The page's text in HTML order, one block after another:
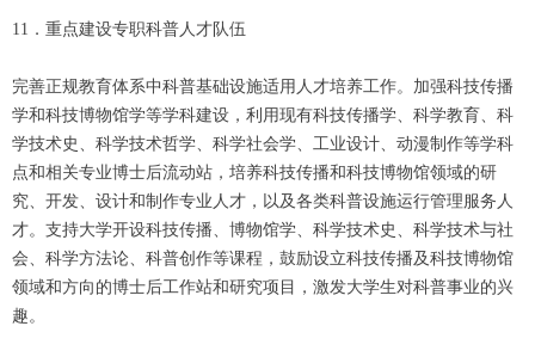
11．重点建设专职科普人才队伍
完善正规教育体系中科普基础设施适用人才培养工作。加强科技传播
学和科技博物馆学等学科建设，利用现有科技传播学、科学教育、科
学技术史、科学技术哲学、科学社会学、工业设计、动漫制作等学科
点和相关专业博士后流动站，培养科技传播和科技博物馆领域的研
究、开发、设计和制作专业人才，以及各类科普设施运行管理服务人
才。支持大学开设科技传播、博物馆学、科学技术史、科学技术与社
会、科学方法论、科普创作等课程，鼓励设立科技传播及科技博物馆
领域和方向的博士后工作站和研究项目，激发大学生对科普事业的兴
趣。